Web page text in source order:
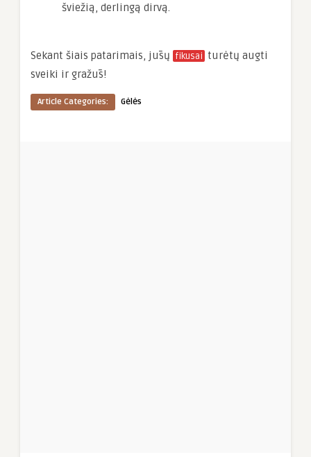
šviežią, derlingą dirvą.
Sekant šiais patarimais, jūsų fikusai turėtų augti
sveiki ir gražūs!
Article Categories: Gėlės